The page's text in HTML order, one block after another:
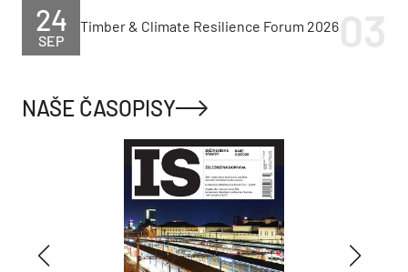
SEP
24 Timber & Climate Resilience Forum 2026
NAŠE ČASOPISY